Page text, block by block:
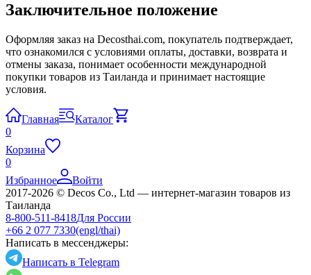
Заключительное положение
Оформляя заказ на Decosthai.com, покупатель подтверждает,
что ознакомился с условиями оплаты, доставки, возврата и
отмены заказа, понимает особенности международной
покупки товаров из Таиланда и принимает настоящие
условия.
Главная
Каталог
0
Корзина
0
Избранное
Войти
2017-2026 © Decos Co., Ltd — интернет-магазин товаров из
Таиланда
8-800-511-8418Для России
+66 2 077 7330(engl/thai)
Написать в мессенджеры:
Написать в Telegram